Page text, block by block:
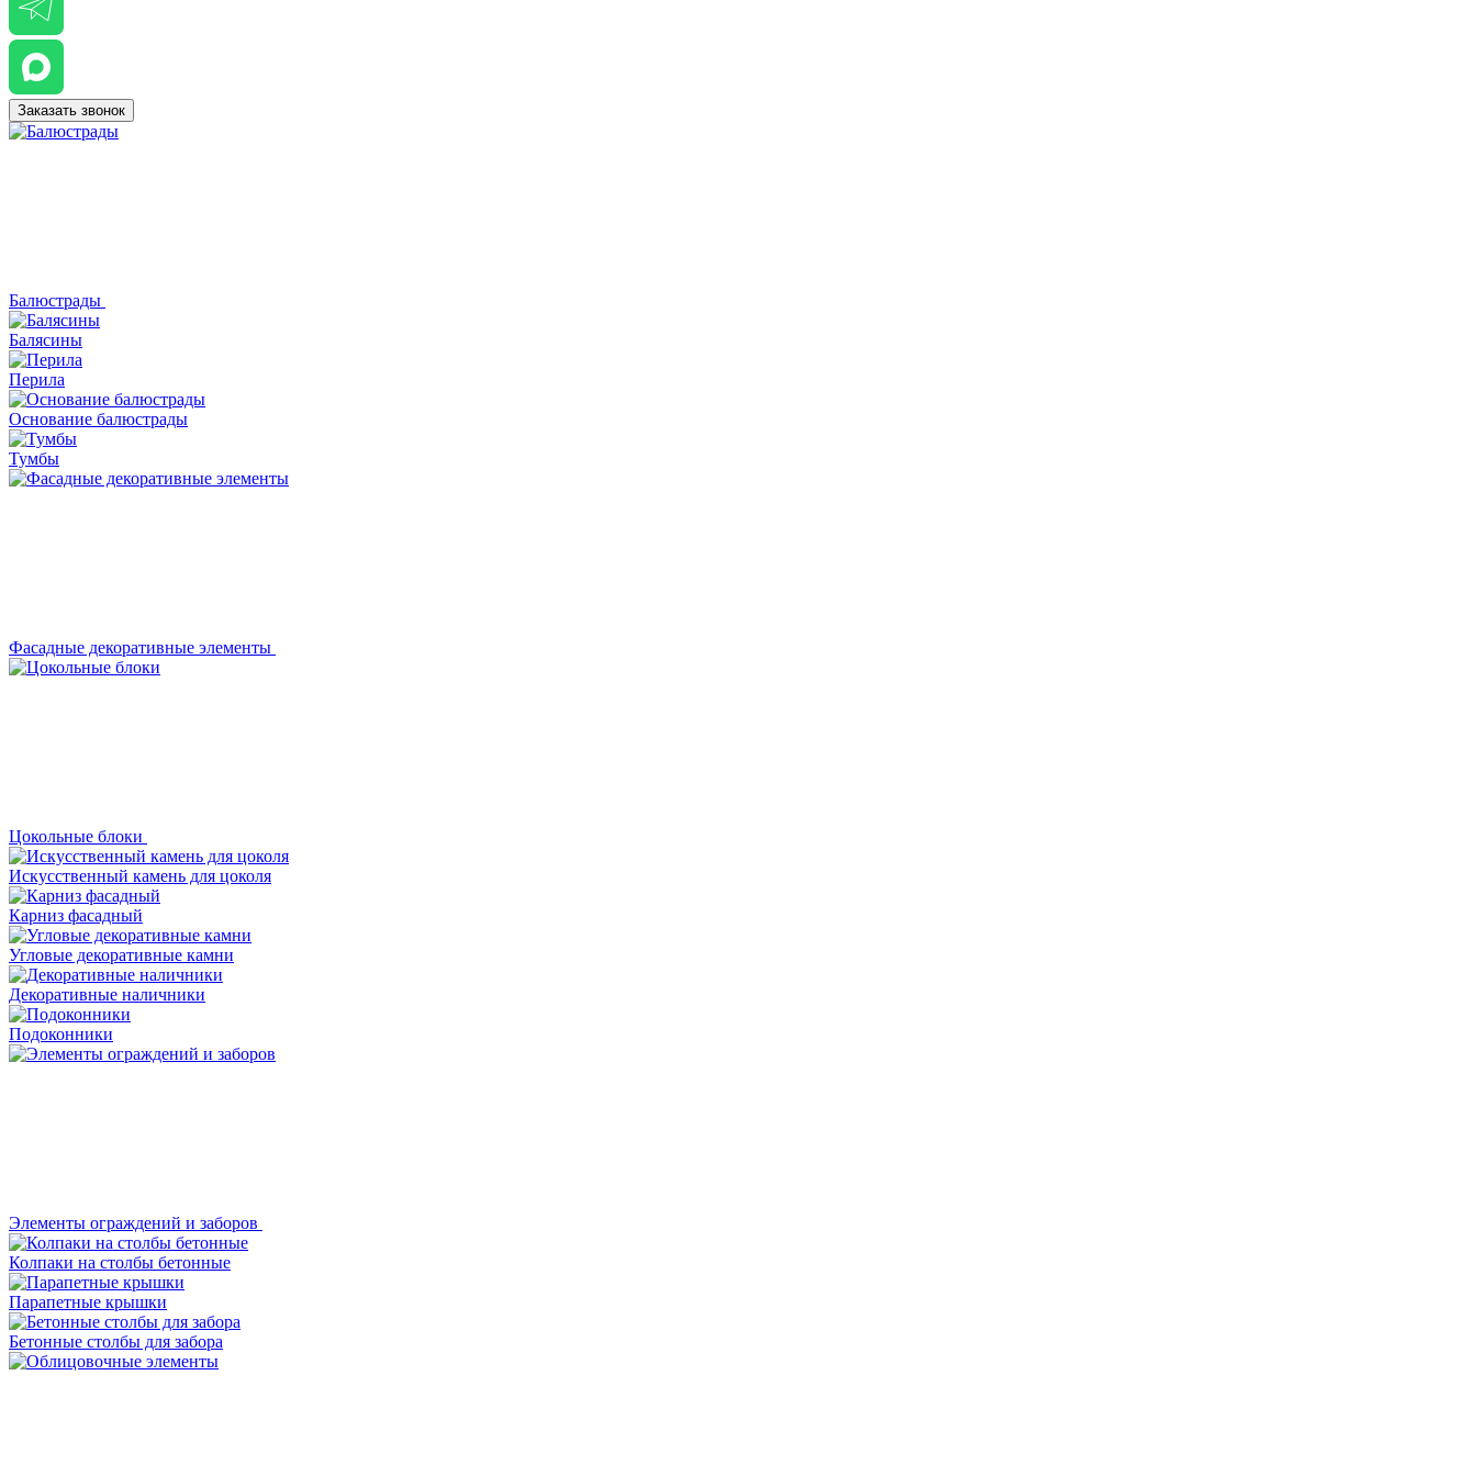
Заказать звонок
Балюстрады
Балясины
Перила
Основание балюстрады
Тумбы
Фасадные декоративные элементы
Цокольные блоки
Искусственный камень для цоколя
Карниз фасадный
Угловые декоративные камни
Декоративные наличники
Подоконники
Элементы ограждений и заборов
Колпаки на столбы бетонные
Парапетные крышки
Бетонные столбы для забора